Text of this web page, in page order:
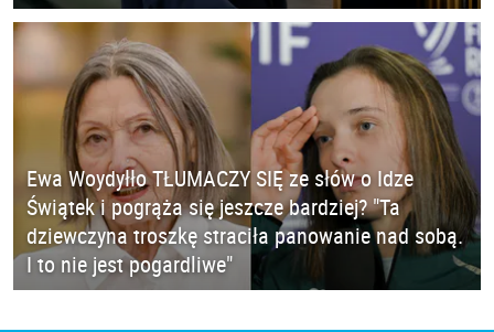
Ewa Woydyłło TŁUMACZY SIĘ ze słów o Idze
Świątek i pogrąża się jeszcze bardziej? "Ta
dziewczyna troszkę straciła panowanie nad sobą.
I to nie jest pogardliwe"